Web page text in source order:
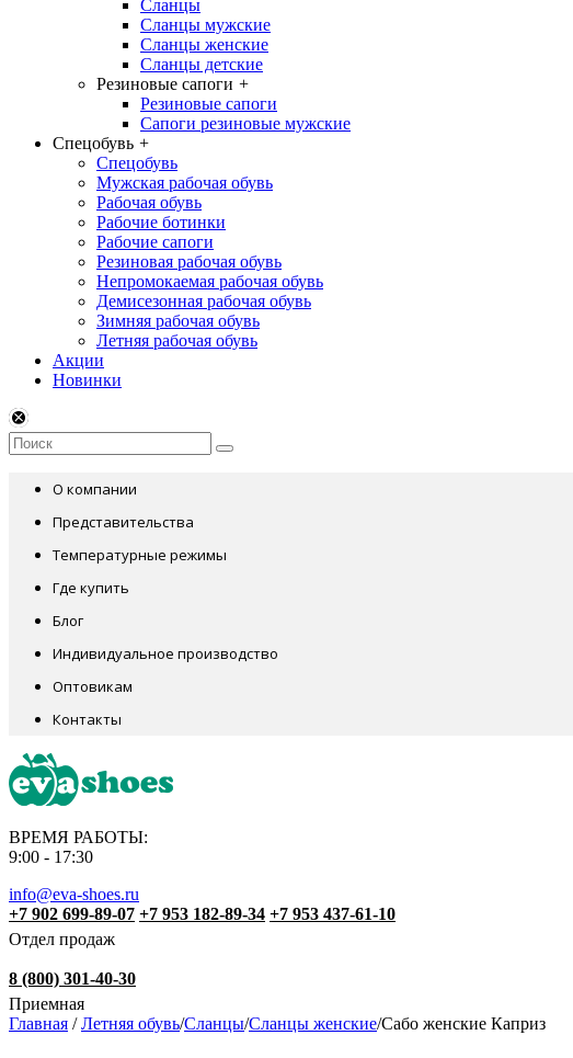
Сланцы
Сланцы мужские
Сланцы женские
Сланцы детские
Резиновые сапоги +
Резиновые сапоги
Сапоги резиновые мужские
Спецобувь +
Спецобувь
Мужская рабочая обувь
Рабочая обувь
Рабочие ботинки
Рабочие сапоги
Резиновая рабочая обувь
Непромокаемая рабочая обувь
Демисезонная рабочая обувь
Зимняя рабочая обувь
Летняя рабочая обувь
Акции
Новинки
О компании
Представительства
Температурные режимы
Где купить
Блог
Индивидуальное производство
Оптовикам
Контакты
ВРЕМЯ РАБОТЫ:
9:00 - 17:30
info@eva-shoes.ru
+7 902 699-89-07 +7 953 182-89-34 +7 953 437-61-10
Отдел продаж
8 (800) 301-40-30
Приемная
Главная / Летняя обувь/Сланцы/Сланцы женские/Сабо женские Каприз